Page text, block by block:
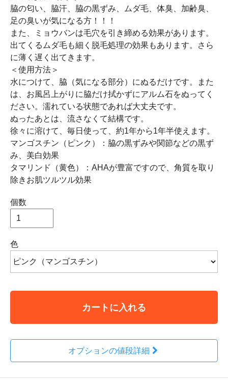
脇の匂い、脇汗、脇の黒ずみ、ムダ毛、体臭、加齢臭、
足の臭いが気になる方！！！
また、ミョウバンは毛穴を引き締める効果があります。
出てくるムダ毛も細く脱毛処理の効果もあります。さら
に薄く遅く出てきます。
＜使用方法＞
水につけて、脇（気になる部分）にぬるだけです。また
は、お風呂上がりに脇だけ拭かずにアルム石をぬってく
ださい。濡れている状態であれば大丈夫です。
ぬったあとは、流さなくて結構です。
徐々に溶けて、毎日使って、約1年から1年半使えます。
マンゴスチン（ピンク）：脇の黒ずみや関節などの黒ず
み、美白効果
タマリンド（黄色）：AHAが豊富ですので、角質を取り
除きお肌ツルツル効果
個数
色
カートに入れる
オプションの値段詳細